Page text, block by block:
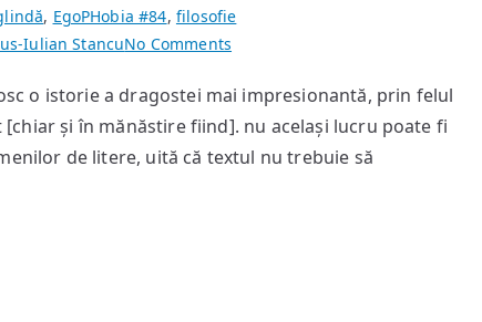
, EgoPHobia #84, filosofie
Iulian StancuNo Comments
2.12
o istorie a dragostei mai impresionantă, prin felul
și în mănăstire fiind]. nu același lucru poate fi
de litere, uită că textul nu trebuie să